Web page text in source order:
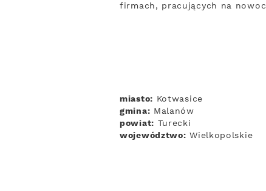
firmach, pracujących na
miasto: Kotwasice
gmina: Malanów
powiat: Turecki
województwo: Wielkopolskie